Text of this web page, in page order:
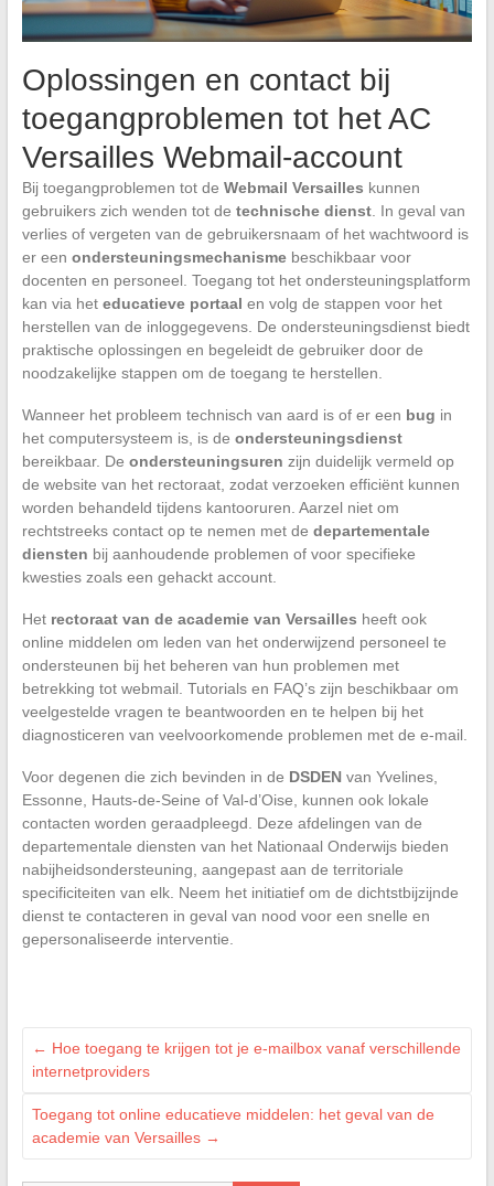
Oplossingen en contact bij
toegangproblemen tot het AC
Versailles Webmail-account
Bij toegangproblemen tot de Webmail Versailles kunnen
gebruikers zich wenden tot de technische dienst. In geval van
verlies of vergeten van de gebruikersnaam of het wachtwoord is
er een ondersteuningsmechanismebeschikbaar voor
docenten en personeel. Toegang tot het ondersteuningsplatform
kan via het educatieve portaal en volg de stappen voor het
herstellen van de inloggegevens. De ondersteuningsdienst biedt
praktische oplossingen en begeleidt de gebruiker door de
noodzakelijke stappen om de toegang te herstellen.
Wanneer het probleem technisch van aard is of er een bug in
het computersysteem is, is de ondersteuningsdienst
bereikbaar. De ondersteuningsuren zijn duidelijk vermeld op
de website van het rectoraat, zodat verzoeken efficiënt kunnen
worden behandeld tijdens kantooruren. Aarzel niet om
rechtstreeks contact op te nemen met de departementale
diensten bij aanhoudende problemen of voor specifieke
kwesties zoals een gehackt account.
Het rectoraat van de academie van Versailles heeft ook
online middelen om leden van het onderwijzend personeel te
ondersteunen bij het beheren van hun problemen met
betrekking tot webmail. Tutorials en FAQ’s zijn beschikbaar om
veelgestelde vragen te beantwoorden en te helpen bij het
diagnosticeren van veelvoorkomende problemen met de e-mail.
Voor degenen die zich bevinden in de DSDENvan Yvelines,
Essonne, Hauts-de-Seine of Val-d’Oise, kunnen ook lokale
contacten worden geraadpleegd. Deze afdelingen van de
departementale diensten van het Nationaal Onderwijs bieden
nabijheidsondersteuning, aangepast aan de territoriale
specificiteiten van elk. Neem het initiatief om de dichtstbijzijnde
dienst te contacteren in geval van nood voor een snelle en
gepersonaliseerde interventie.
← Hoe toegang te krijgen tot je e-mailbox vanaf verschillende
internetproviders
Toegang tot online educatieve middelen: het geval van de
academie van Versailles →